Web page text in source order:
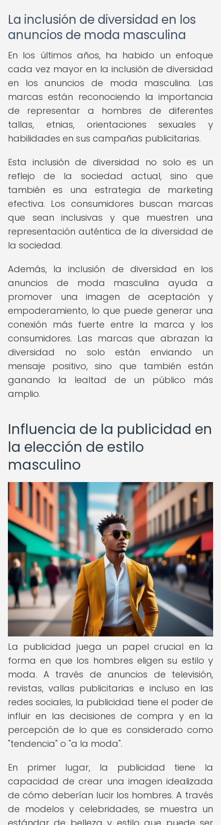
La inclusión de diversidad en los
anuncios de moda masculina
En los últimos años, ha habido un enfoque
cada vez mayor en la inclusión de diversidad
en los anuncios de moda masculina. Las
marcas están reconociendo la importancia
de representar a hombres de diferentes
tallas, etnias, orientaciones sexuales y
habilidades en sus campañas publicitarias.
Esta inclusión de diversidad no solo es un
reflejo de la sociedad actual, sino que
también es una estrategia de marketing
efectiva. Los consumidores buscan marcas
que sean inclusivas y que muestren una
representación auténtica de la diversidad de
la sociedad.
Además, la inclusión de diversidad en los
anuncios de moda masculina ayuda a
promover una imagen de aceptación y
empoderamiento, lo que puede generar una
conexión más fuerte entre la marca y los
consumidores. Las marcas que abrazan la
diversidad no solo están enviando un
mensaje positivo, sino que también están
ganando la lealtad de un público más
amplio.
Influencia de la publicidad en
la elección de estilo
masculino
La publicidad juega un papel crucial en la
forma en que los hombres eligen su estilo y
moda. A través de anuncios de televisión,
revistas, vallas publicitarias e incluso en las
redes sociales, la publicidad tiene el poder de
influir en las decisiones de compra y en la
percepción de lo que es considerado como
"tendencia" o "a la moda".
En primer lugar, la publicidad tiene la
capacidad de crear una imagen idealizada
de cómo deberían lucir los hombres. A través
de modelos y celebridades, se muestra un